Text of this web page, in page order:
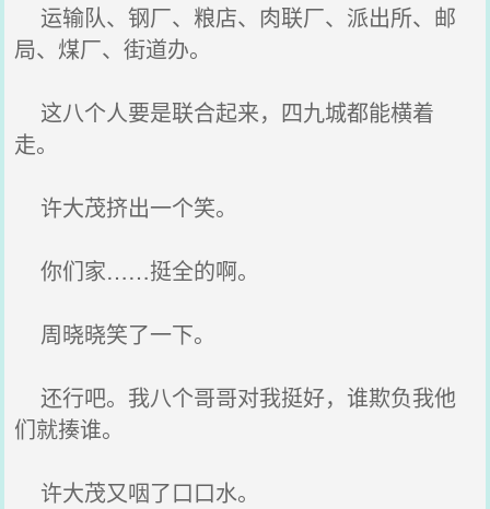
运输队、钢厂、粮店、肉联厂、派出所、邮
局、煤厂、街道办。
这八个人要是联合起来，四九城都能横着
走。
许大茂挤出一个笑。
你们家……挺全的啊。
周晓晓笑了一下。
还行吧。我八个哥哥对我挺好，谁欺负我他
们就揍谁。
许大茂又咽了口口水。